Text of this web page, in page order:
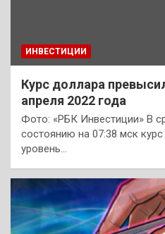
ИНВЕСТИЦИИ
Курс доллара
апреля 2022 года
Фото: «РБК Инвестиции» В
состоянию на 07:38 мск
уровень…